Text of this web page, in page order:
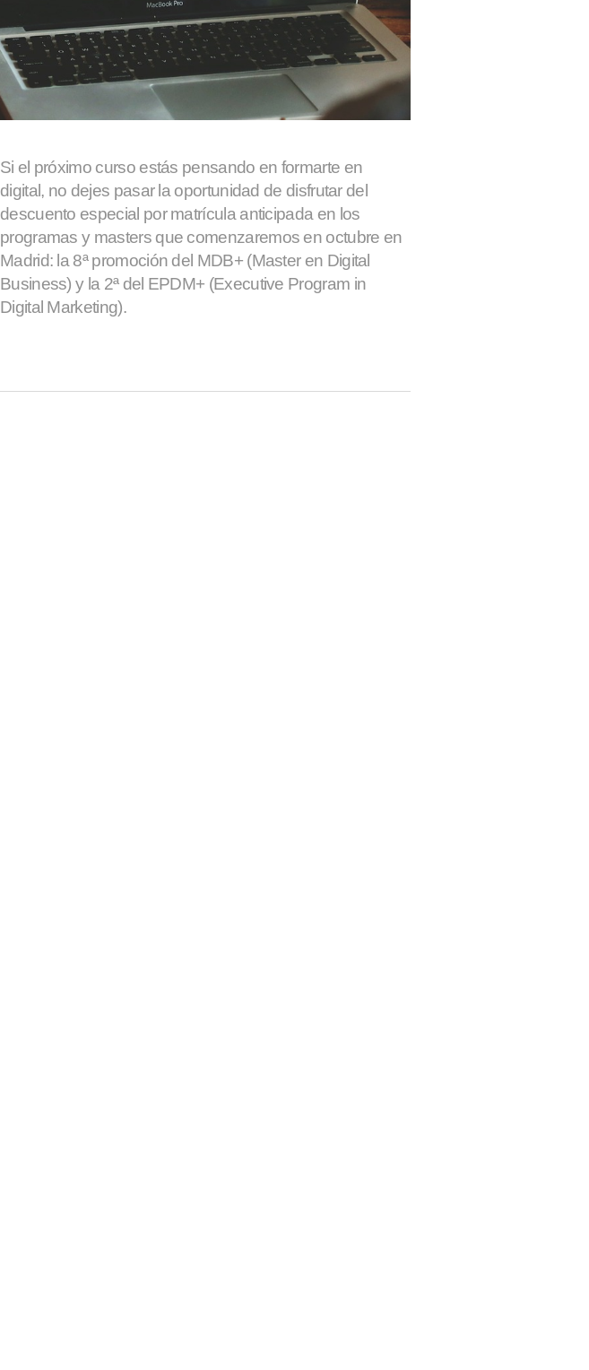
Si el próximo curso estás pensando en formarte en
digital, no dejes pasar la oportunidad de disfrutar del
descuento especial por matrícula anticipada en los
programas y masters que comenzaremos en octubre en
Madrid: la 8ª promoción del MDB+ (Master en Digital
Business) y la 2ª del EPDM+ (Executive Program in
Digital Marketing).